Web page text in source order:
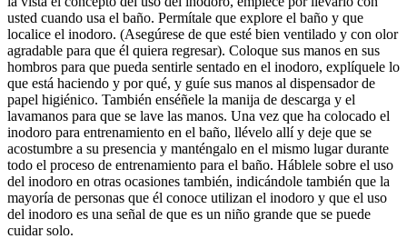
usted cuando usa el baño. Permítale que explore el baño y que
localice el inodoro. (Asegúrese de que esté bien ventilado y con olor
agradable para que él quiera regresar). Coloque sus manos en sus
hombros para que pueda sentirle sentado en el inodoro, explíquele lo
que está haciendo y por qué, y guíe sus manos al dispensador de
papel higiénico. También enséñele la manija de descarga y el
lavamanos para que se lave las manos. Una vez que ha colocado el
inodoro para entrenamiento en el baño, llévelo allí y deje que se
acostumbre a su presencia y manténgalo en el mismo lugar durante
todo el proceso de entrenamiento para el baño. Háblele sobre el uso
del inodoro en otras ocasiones también, indicándole también que la
mayoría de personas que él conoce utilizan el inodoro y que el uso
del inodoro es una señal de que es un niño grande que se puede
cuidar solo.